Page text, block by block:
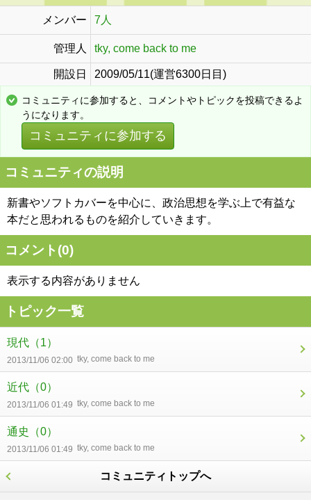
メンバー 7人
管理人 tky, come back to me
開設日 2009/05/11(運営6300日目)
コミュニティに参加すると、コメントやトピックを投稿できるよ
うになります。
コミュニティに参加する
コミュニティの説明
新書やソフトカバーを中心に、政治思想を学ぶ上で有益な
本だと思われるものを紹介していきます。
コメント(0)
表示する内容がありません
トピック一覧
現代 （1）
2013/11/06 02:00 tky, come back to me
近代 （0）
2013/11/06 01:49 tky, come back to me
通史 （0）
2013/11/06 01:49 tky, come back to me
コミュニティトップへ